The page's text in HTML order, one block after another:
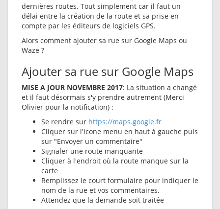
dernières routes. Tout simplement car il faut un
délai entre la création de la route et sa prise en
compte par les éditeurs de logiciels GPS.
Alors comment ajouter sa rue sur Google Maps ou
Waze ?
Ajouter sa rue sur Google Maps
MISE A JOUR NOVEMBRE 2017: La situation a changé
et il faut désormais s'y prendre autrement (Merci
Olivier pour la notification) :
Se rendre sur https://maps.google.fr
Cliquer sur l'icone menu en haut à gauche puis
sur "Envoyer un commentaire"
Signaler une route manquante
Cliquer à l'endroit où la route manque sur la
carte
Remplissez le court formulaire pour indiquer le
nom de la rue et vos commentaires.
Attendez que la demande soit traitée